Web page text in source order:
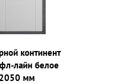
континент
лайн белое
мм